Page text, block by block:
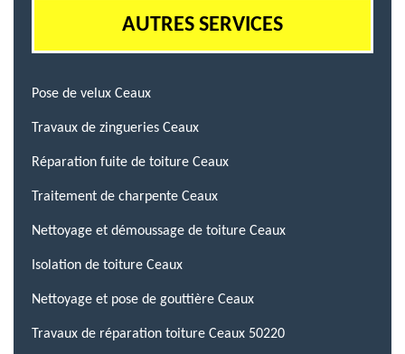
AUTRES SERVICES
Pose de velux Ceaux
Travaux de zingueries Ceaux
Réparation fuite de toiture Ceaux
Traitement de charpente Ceaux
Nettoyage et démoussage de toiture Ceaux
Isolation de toiture Ceaux
Nettoyage et pose de gouttière Ceaux
Travaux de réparation toiture Ceaux 50220